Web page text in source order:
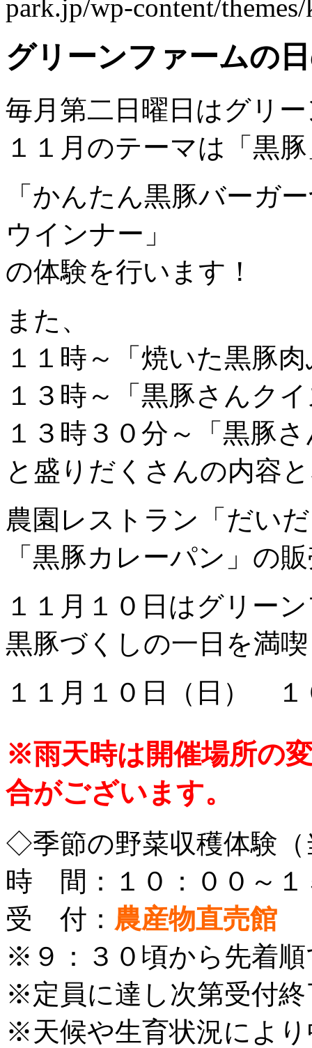
park.jp/wp-content/
グリーンファームの
毎月第二日曜日はグリ
１１月のテーマは「黒
「かんたん黒豚バーガ
ウインナー」
の体験を行います！
また、
１１時～「焼いた黒豚
１３時～「黒豚さんク
１３時３０分～「黒豚
と盛りだくさんの内容
農園レストラン「だい
「黒豚カレーパン」の
１１月１０日はグリー
黒豚づくしの一日を満
１１月１０日（日） １
※雨天時は開催場所の
合がございます。
◇季節の野菜収穫体験
時 間：１０：００～１
受 付： 農産物直売館
※９：３０頃から先着
※定員に達し次第受付
※天候や生育状況によ